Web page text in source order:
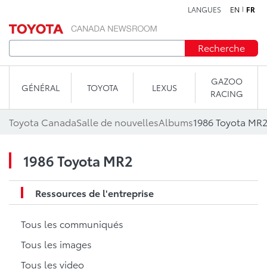
LANGUES EN FR
Recherche
GÉNÉRAL TOYOTA LEXUS
GAZOO
RACING
Toyota CanadaSalle de nouvellesAlbums1986 Toyota MR2
1986 Toyota MR2
Ressources de l'entreprise
Tous les communiqués
Tous les images
Tous les video